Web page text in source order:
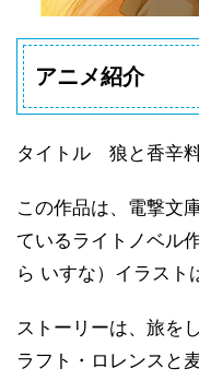
アニメ紹介
タイトル 狼と香辛
この作品は、電撃文
ているライトノベル
ら いすな）イラスト
ストーリーは、旅を
ラフト・ロレンスと